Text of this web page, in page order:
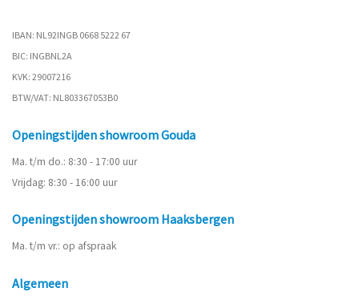
IBAN: NL92INGB 0668 5222 67
BIC: INGBNL2A
KVK: 29007216
BTW/VAT: NL803367053B0
Openingstijden showroom Gouda
Ma. t/m do.: 8:30 - 17:00 uur
Vrijdag: 8:30 - 16:00 uur
Openingstijden showroom Haaksbergen
Ma. t/m vr.: op afspraak
Algemeen